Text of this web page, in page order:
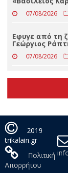
07/08/2026
«Βασίλειος
07/08/2026
Εφυγε από τη
Γεώργιος
07/08/2026